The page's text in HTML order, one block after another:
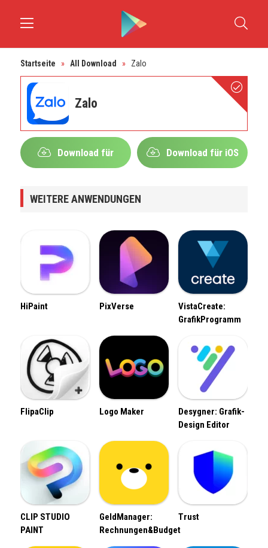
Startseite » All Download » Zalo
Zalo
Download für Download für iOS
WEITERE ANWENDUNGEN
HiPaint PixVerse
VistaCreate:
GrafikProgramm
FlipaClip Logo Maker
Desygner: Grafik-
Design Editor
CLIP STUDIO
PAINT
GeldManager:
Rechnungen&Budget
Trust